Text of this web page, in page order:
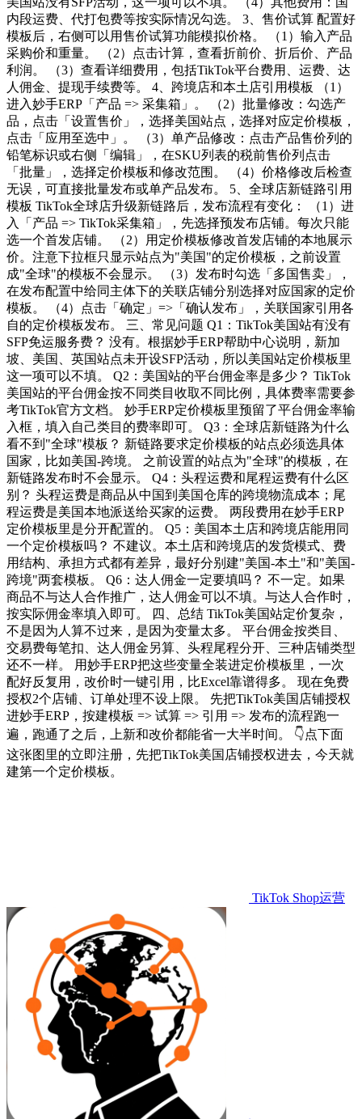
内段运费、代打包费等按实际情况勾选。 3、售价试算 配置好
模板后，右侧可以用售价试算功能模拟价格。 （1）输入产品
采购价和重量。 （2）点击计算，查看折前价、折后价、产品
利润。 （3）查看详细费用，包括TikTok平台费用、运费、达
人佣金、提现手续费等。 4、跨境店和本土店引用模板 （1）
进入妙手ERP「产品 => 采集箱」。 （2）批量修改：勾选产
品，点击「设置售价」，选择美国站点，选择对应定价模板，
点击「应用至选中」。 （3）单产品修改：点击产品售价列的
铅笔标识或右侧「编辑」，在SKU列表的税前售价列点击
「批量」，选择定价模板和修改范围。 （4）价格修改后检查
无误，可直接批量发布或单产品发布。 5、全球店新链路引用
模板 TikTok全球店升级新链路后，发布流程有变化： （1）进
入「产品 => TikTok采集箱」，先选择预发布店铺。每次只能
选一个首发店铺。 （2）用定价模板修改首发店铺的本地展示
价。注意下拉框只显示站点为"美国"的定价模板，之前设置
成"全球"的模板不会显示。 （3）发布时勾选「多国售卖」，
在发布配置中给同主体下的关联店铺分别选择对应国家的定价
模板。 （4）点击「确定」=>「确认发布」，关联国家引用各
自的定价模板发布。 三、常见问题 Q1：TikTok美国站有没有
SFP免运服务费？ 没有。根据妙手ERP帮助中心说明，新加
坡、美国、英国站点未开设SFP活动，所以美国站定价模板里
这一项可以不填。 Q2：美国站的平台佣金率是多少？ TikTok
美国站的平台佣金按不同类目收取不同比例，具体费率需要参
考TikTok官方文档。 妙手ERP定价模板里预留了平台佣金率输
入框，填入自己类目的费率即可。 Q3：全球店新链路为什么
看不到"全球"模板？ 新链路要求定价模板的站点必须选具体
国家，比如美国-跨境。 之前设置的站点为"全球"的模板，在
新链路发布时不会显示。 Q4：头程运费和尾程运费有什么区
别？ 头程运费是商品从中国到美国仓库的跨境物流成本；尾
程运费是美国本地派送给买家的运费。 两段费用在妙手ERP
定价模板里是分开配置的。 Q5：美国本土店和跨境店能用同
一个定价模板吗？ 不建议。本土店和跨境店的发货模式、费
用结构、承担方式都有差异，最好分别建"美国-本土"和"美国-
跨境"两套模板。 Q6：达人佣金一定要填吗？ 不一定。如果
商品不与达人合作推广，达人佣金可以不填。与达人合作时，
按实际佣金率填入即可。 四、总结 TikTok美国站定价复杂，
不是因为人算不过来，是因为变量太多。 平台佣金按类目、
交易费每笔扣、达人佣金另算、头程尾程分开、三种店铺类型
还不一样。 用妙手ERP把这些变量全装进定价模板里，一次
配好反复用，改价时一键引用，比Excel靠谱得多。 现在免费
授权2个店铺、订单处理不设上限。 先把TikTok美国店铺授权
进妙手ERP，按建模板 => 试算 => 引用 => 发布的流程跑一
遍，跑通了之后，上新和改价都能省一大半时间。 👇点下面
这张图里的立即注册，先把TikTok美国店铺授权进去，今天就
建第一个定价模板。
TikTok Shop运营